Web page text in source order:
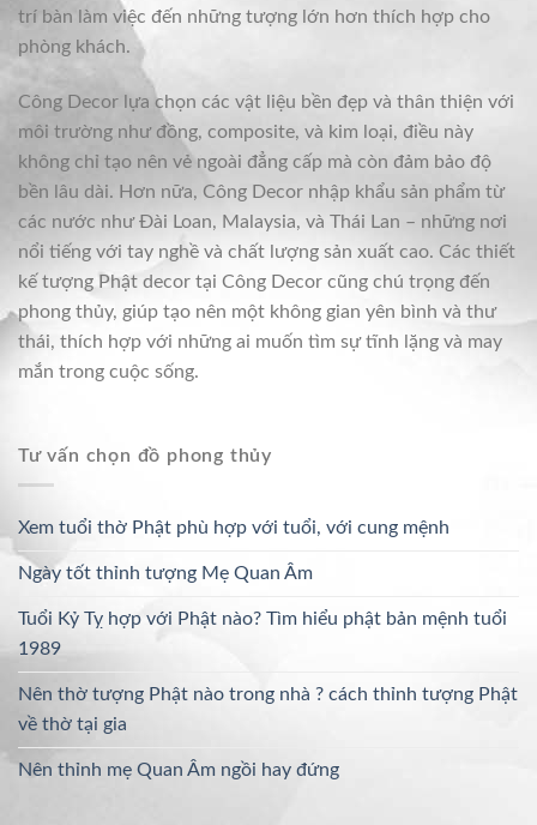
trí bàn làm việc đến những tượng lớn hơn thích hợp cho
phòng khách.
Công Decor lựa chọn các vật liệu bền đẹp và thân thiện với
môi trường như đồng, composite, và kim loại, điều này
không chỉ tạo nên vẻ ngoài đẳng cấp mà còn đảm bảo độ
bền lâu dài. Hơn nữa, Công Decor nhập khẩu sản phẩm từ
các nước như Đài Loan, Malaysia, và Thái Lan – những nơi
nổi tiếng với tay nghề và chất lượng sản xuất cao. Các thiết
kế tượng Phật decor tại Công Decor cũng chú trọng đến
phong thủy, giúp tạo nên một không gian yên bình và thư
thái, thích hợp với những ai muốn tìm sự tĩnh lặng và may
mắn trong cuộc sống.
Tư vấn chọn đồ phong thủy
Xem tuổi thờ Phật phù hợp với tuổi, với cung mệnh
Ngày tốt thỉnh tượng Mẹ Quan Âm
Tuổi Kỷ Tỵ hợp với Phật nào? Tìm hiểu phật bản mệnh tuổi
1989
Nên thờ tượng Phật nào trong nhà ? cách thỉnh tượng Phật
về thờ tại gia
Nên thỉnh mẹ Quan Âm ngồi hay đứng